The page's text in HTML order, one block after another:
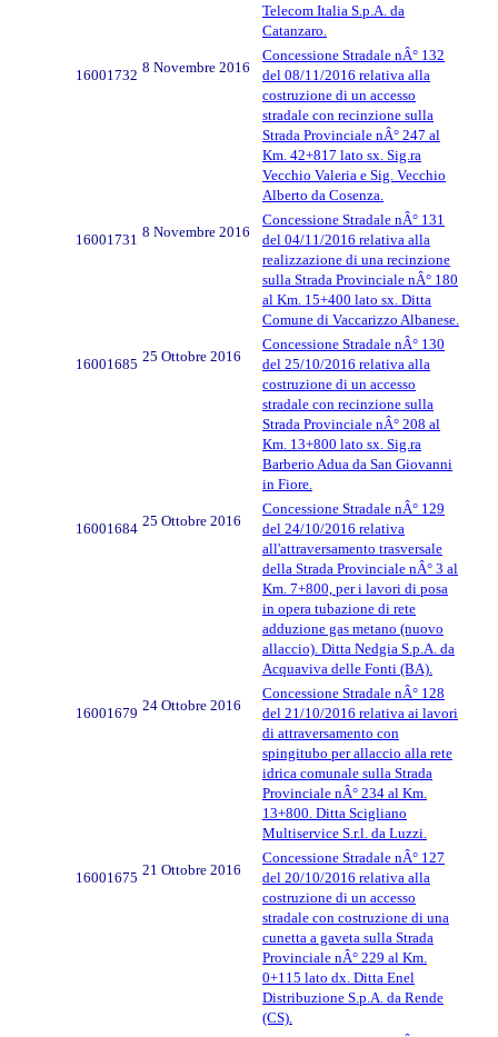
Telecom Italia S.p.A. da
Catanzaro.
16001732 8 Novembre 2016
Concessione Stradale nÂ° 132
del 08/11/2016 relativa alla
costruzione di un accesso
stradale con recinzione sulla
Strada Provinciale nÂ° 247 al
Km. 42+817 lato sx. Sig.ra
Vecchio Valeria e Sig. Vecchio
Alberto da Cosenza.
16001731 8 Novembre 2016
Concessione Stradale nÂ° 131
del 04/11/2016 relativa alla
realizzazione di una recinzione
sulla Strada Provinciale nÂ° 180
al Km. 15+400 lato sx. Ditta
Comune di Vaccarizzo Albanese.
16001685 25 Ottobre 2016
Concessione Stradale nÂ° 130
del 25/10/2016 relativa alla
costruzione di un accesso
stradale con recinzione sulla
Strada Provinciale nÂ° 208 al
Km. 13+800 lato sx. Sig.ra
Barberio Adua da San Giovanni
in Fiore.
16001684 25 Ottobre 2016
Concessione Stradale nÂ° 129
del 24/10/2016 relativa
all'attraversamento trasversale
della Strada Provinciale nÂ° 3 al
Km. 7+800, per i lavori di posa
in opera tubazione di rete
adduzione gas metano (nuovo
allaccio). Ditta Nedgia S.p.A. da
Acquaviva delle Fonti (BA).
16001679 24 Ottobre 2016
Concessione Stradale nÂ° 128
del 21/10/2016 relativa ai lavori
di attraversamento con
spingitubo per allaccio alla rete
idrica comunale sulla Strada
Provinciale nÂ° 234 al Km.
13+800. Ditta Scigliano
Multiservice S.r.l. da Luzzi.
16001675 21 Ottobre 2016
Concessione Stradale nÂ° 127
del 20/10/2016 relativa alla
costruzione di un accesso
stradale con costruzione di una
cunetta a gaveta sulla Strada
Provinciale nÂ° 229 al Km.
0+115 lato dx. Ditta Enel
Distribuzione S.p.A. da Rende
(CS).